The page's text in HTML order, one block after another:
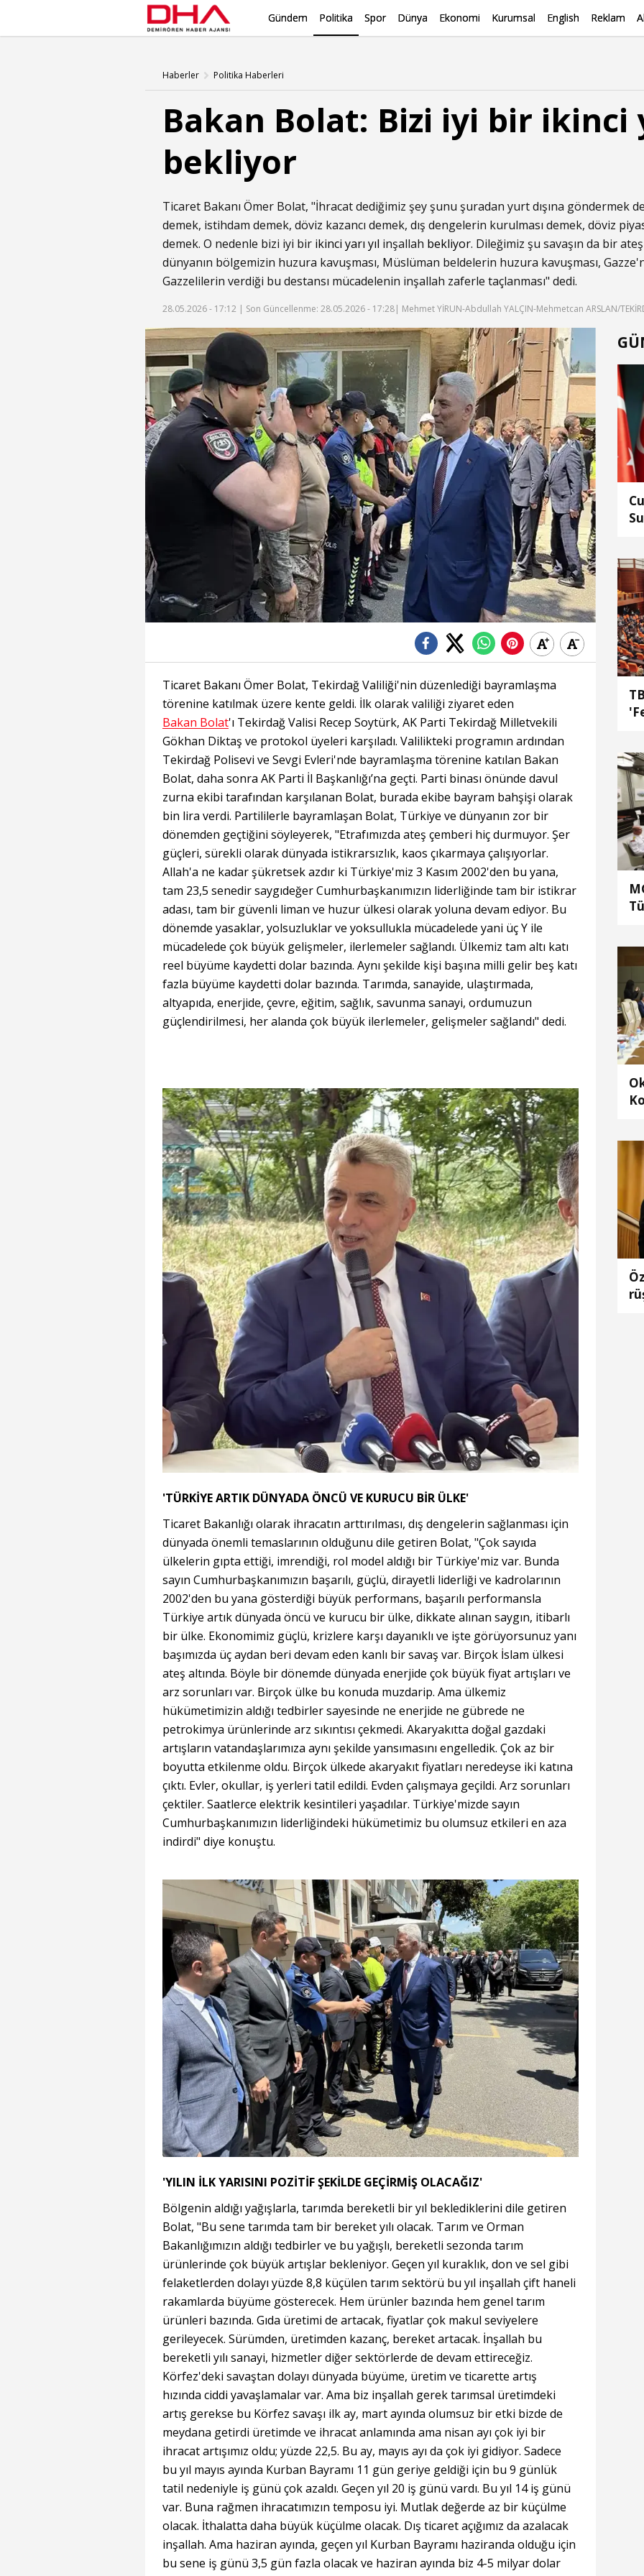
Gündem Politika Spor Dünya Ekonomi Kurumsal English Reklam
Haberler Politika Haberleri
Bakan Bolat: Bizi iyi bir ikinci
bekliyor
Ticaret Bakanı Ömer Bolat, "İhracat dediğimiz şey şunu şuradan yurt dışına göndermek
demek, istihdam demek, döviz kazancı demek, dış dengelerin kurulması demek, döviz
demek. O nedenle bizi iyi bir ikinci yarı yıl inşallah bekliyor. Dileğimiz şu savaşın da bir
dünyanın bölgemizin huzura kavuşması, Müslüman beldelerin huzura kavuşması,
Gazzelilerin verdiği bu destansı mücadelenin inşallah zaferle taçlanması" dedi.
28.05.2026 - 17:12 | Son Güncellenme: 28.05.2026 - 17:28| Mehmet YİRUN-Abdullah YALÇIN-Mehmetcan ARSLAN/
Ticaret Bakanı Ömer Bolat, Tekirdağ Valiliği'nin düzenlediği bayramlaşma
törenine katılmak üzere kente geldi. İlk olarak valiliği ziyaret eden
Bakan Bolat'ı Tekirdağ Valisi Recep Soytürk, AK Parti Tekirdağ Milletvekili
Gökhan Diktaş ve protokol üyeleri karşıladı. Valilikteki programın ardından
Tekirdağ Polisevi ve Sevgi Evleri'nde bayramlaşma törenine katılan Bakan
Bolat, daha sonra AK Parti İl Başkanlığı’na geçti. Parti binası önünde davul
zurna ekibi tarafından karşılanan Bolat, burada ekibe bayram bahşişi olarak
bin lira verdi. Partililerle bayramlaşan Bolat, Türkiye ve dünyanın zor bir
dönemden geçtiğini söyleyerek, "Etrafımızda ateş çemberi hiç durmuyor. Şer
güçleri, sürekli olarak dünyada istikrarsızlık, kaos çıkarmaya çalışıyorlar.
Allah'a ne kadar şükretsek azdır ki Türkiye'miz 3 Kasım 2002'den bu yana,
tam 23,5 senedir saygıdeğer Cumhurbaşkanımızın liderliğinde tam bir istikrar
adası, tam bir güvenli liman ve huzur ülkesi olarak yoluna devam ediyor. Bu
dönemde yasaklar, yolsuzluklar ve yoksullukla mücadelede yani üç Y ile
mücadelede çok büyük gelişmeler, ilerlemeler sağlandı. Ülkemiz tam altı katı
reel büyüme kaydetti dolar bazında. Aynı şekilde kişi başına milli gelir beş katı
fazla büyüme kaydetti dolar bazında. Tarımda, sanayide, ulaştırmada,
altyapıda, enerjide, çevre, eğitim, sağlık, savunma sanayi, ordumuzun
güçlendirilmesi, her alanda çok büyük ilerlemeler, gelişmeler sağlandı" dedi.
'TÜRKİYE ARTIK DÜNYADA ÖNCÜ VE KURUCU BİR ÜLKE'
Ticaret Bakanlığı olarak ihracatın arttırılması, dış dengelerin sağlanması için
dünyada önemli temaslarının olduğunu dile getiren Bolat, "Çok sayıda
ülkelerin gıpta ettiği, imrendiği, rol model aldığı bir Türkiye'miz var. Bunda
sayın Cumhurbaşkanımızın başarılı, güçlü, dirayetli liderliği ve kadrolarının
2002'den bu yana gösterdiği büyük performans, başarılı performansla
Türkiye artık dünyada öncü ve kurucu bir ülke, dikkate alınan saygın, itibarlı
bir ülke. Ekonomimiz güçlü, krizlere karşı dayanıklı ve işte görüyorsunuz yanı
başımızda üç aydan beri devam eden kanlı bir savaş var. Birçok İslam ülkesi
ateş altında. Böyle bir dönemde dünyada enerjide çok büyük fiyat artışları ve
arz sorunları var. Birçok ülke bu konuda muzdarip. Ama ülkemiz
hükümetimizin aldığı tedbirler sayesinde ne enerjide ne gübrede ne
petrokimya ürünlerinde arz sıkıntısı çekmedi. Akaryakıtta doğal gazdaki
artışların vatandaşlarımıza aynı şekilde yansımasını engelledik. Çok az bir
boyutta etkilenme oldu. Birçok ülkede akaryakıt fiyatları neredeyse iki katına
çıktı. Evler, okullar, iş yerleri tatil edildi. Evden çalışmaya geçildi. Arz sorunları
çektiler. Saatlerce elektrik kesintileri yaşadılar. Türkiye'mizde sayın
Cumhurbaşkanımızın liderliğindeki hükümetimiz bu olumsuz etkileri en aza
indirdi" diye konuştu.
'YILIN İLK YARISINI POZİTİF ŞEKİLDE GEÇİRMİŞ OLACAĞIZ'
Bölgenin aldığı yağışlarla, tarımda bereketli bir yıl beklediklerini dile getiren
Bolat, "Bu sene tarımda tam bir bereket yılı olacak. Tarım ve Orman
Bakanlığımızın aldığı tedbirler ve bu yağışlı, bereketli sezonda tarım
ürünlerinde çok büyük artışlar bekleniyor. Geçen yıl kuraklık, don ve sel gibi
felaketlerden dolayı yüzde 8,8 küçülen tarım sektörü bu yıl inşallah çift haneli
rakamlarda büyüme gösterecek. Hem ürünler bazında hem genel tarım
ürünleri bazında. Gıda üretimi de artacak, fiyatlar çok makul seviyelere
gerileyecek. Sürümden, üretimden kazanç, bereket artacak. İnşallah bu
bereketli yılı sanayi, hizmetler diğer sektörlerde de devam ettireceğiz.
Körfez'deki savaştan dolayı dünyada büyüme, üretim ve ticarette artış
hızında ciddi yavaşlamalar var. Ama biz inşallah gerek tarımsal üretimdeki
artış gerekse bu Körfez savaşı ilk ay, mart ayında olumsuz bir etki bizde de
meydana getirdi üretimde ve ihracat anlamında ama nisan ayı çok iyi bir
ihracat artışımız oldu; yüzde 22,5. Bu ay, mayıs ayı da çok iyi gidiyor. Sadece
bu yıl mayıs ayında Kurban Bayramı 11 gün geriye geldiği için bu 9 günlük
tatil nedeniyle iş günü çok azaldı. Geçen yıl 20 iş günü vardı. Bu yıl 14 iş günü
var. Buna rağmen ihracatımızın temposu iyi. Mutlak değerde az bir küçülme
olacak. İthalatta daha büyük küçülme olacak. Dış ticaret açığımız da azalacak
inşallah. Ama haziran ayında, geçen yıl Kurban Bayramı haziranda olduğu için
bu sene iş günü 3,5 gün fazla olacak ve haziran ayında biz 4-5 milyar dolar